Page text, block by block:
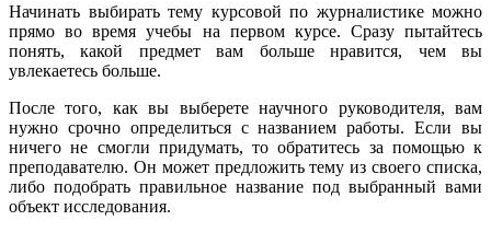
Начинать выбирать тему курсовой по журналистике можно
прямо во время учебы на первом курсе. Сразу пытайтесь
понять, какой предмет вам больше нравится, чем вы
увлекаетесь больше.
После того, как вы выберете научного руководителя, вам
нужно срочно определиться с названием работы. Если вы
ничего не смогли придумать, то обратитесь за помощью к
преподавателю. Он может предложить тему из своего списка,
либо подобрать правильное название под выбранный вами
объект исследования.